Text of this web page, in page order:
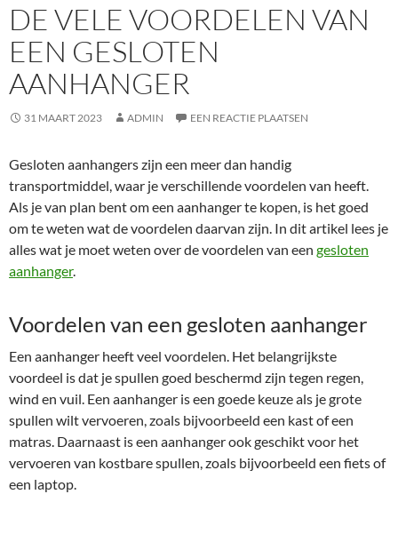
DE VELE VOORDELEN VAN
EEN GESLOTEN
AANHANGER
31 MAART 2023 ADMIN EEN REACTIE PLAATSEN
Gesloten aanhangers zijn een meer dan handig
transportmiddel, waar je verschillende voordelen van heeft.
Als je van plan bent om een aanhanger te kopen, is het goed
om te weten wat de voordelen daarvan zijn. In dit artikel lees je
alles wat je moet weten over de voordelen van een gesloten
aanhanger.
Voordelen van een gesloten aanhanger
Een aanhanger heeft veel voordelen. Het belangrijkste
voordeel is dat je spullen goed beschermd zijn tegen regen,
wind en vuil. Een aanhanger is een goede keuze als je grote
spullen wilt vervoeren, zoals bijvoorbeeld een kast of een
matras. Daarnaast is een aanhanger ook geschikt voor het
vervoeren van kostbare spullen, zoals bijvoorbeeld een fiets of
een laptop.